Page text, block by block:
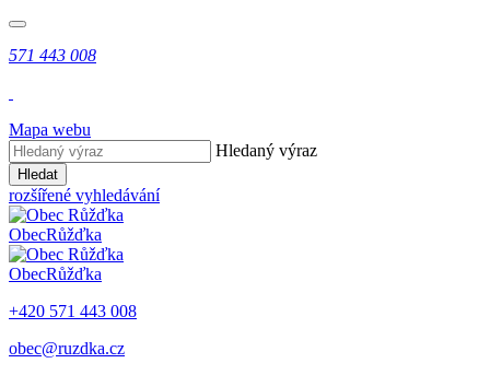
571 443 008
Mapa webu
Hledaný výraz
Hledat
rozšířené vyhledávání
ObecRůžďka
ObecRůžďka
+420 571 443 008
obec@ruzdka.cz